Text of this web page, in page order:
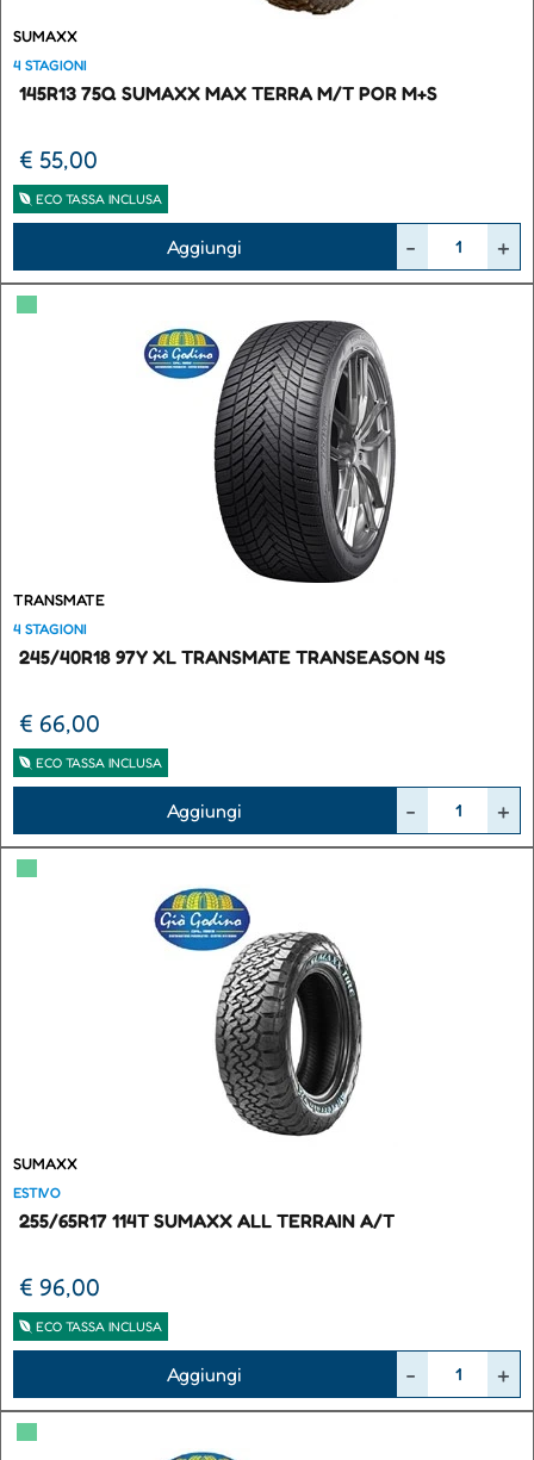
SUMAXX
4 STAGIONI
145R13 75Q SUMAXX MAX TERRA M/T POR M+S
€ 55,00
ECO TASSA INCLUSA
Aggiungi
▀
TRANSMATE
4 STAGIONI
245/40R18 97Y XL TRANSMATE TRANSEASON 4S
€ 66,00
ECO TASSA INCLUSA
Aggiungi
▀
SUMAXX
ESTIVO
255/65R17 114T SUMAXX ALL TERRAIN A/T
€ 96,00
ECO TASSA INCLUSA
Aggiungi
▀